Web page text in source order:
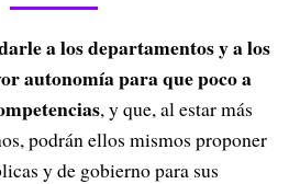
a los departamentos y a los
autonomía para que poco a
, y que, al estar más
podrán ellos mismos proponer
y de gobierno para sus